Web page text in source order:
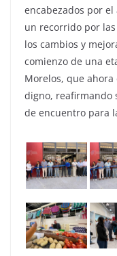
encabezados por
un recorrido por
los cambios y
comienzo de una
Morelos, que
digno, reafirmando
de encuentro para